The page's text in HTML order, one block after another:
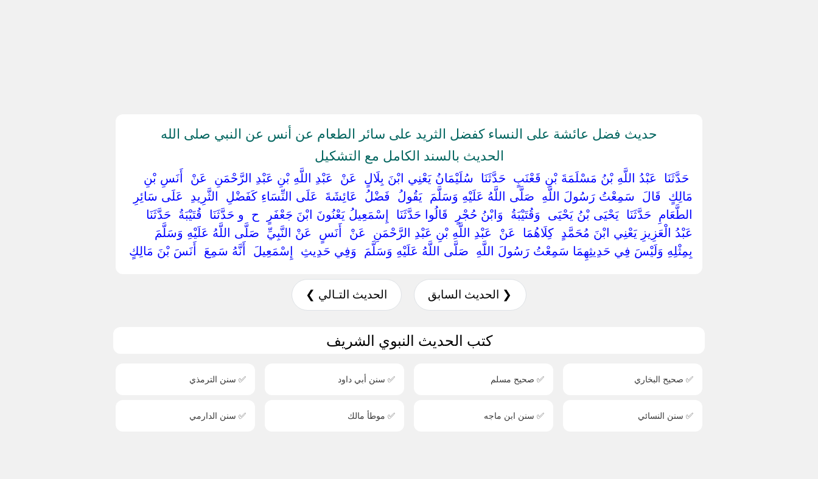
حديث فضل عائشة على النساء كفضل الثريد على سائر الطعام عن أنس عن النبي صلى الله
الحديث بالسند الكامل مع التشكيل
‏ ‏حَدَّثَنَا ‏ ‏عَبْدُ اللَّهِ بْنُ مَسْلَمَةَ بْنِ قَعْنَبٍ ‏ ‏حَدَّثَنَا ‏ ‏سُلَيْمَانُ يَعْنِي ابْنَ بِلَالٍ ‏ ‏عَنْ ‏ ‏عَبْدِ اللَّهِ بْنِ عَبْدِ الرَّحْمَنِ ‏ ‏عَنْ ‏ ‏أَنَسِ بْنِ
مَالِكٍ ‏ ‏قَالَ ‏ ‏سَمِعْتُ رَسُولَ اللَّهِ ‏ ‏صَلَّى اللَّهُ عَلَيْهِ وَسَلَّمَ ‏ ‏يَقُولُ ‏ ‏فَضْلُ ‏ ‏عَائِشَةَ ‏ ‏عَلَى النِّسَاءِ كَفَضْلِ ‏ ‏الثَّرِيدِ ‏ ‏عَلَى سَائِرِ
الطَّعَامِ ‏ ‏حَدَّثَنَا ‏ ‏يَحْيَى بْنُ يَحْيَى ‏ ‏وَقُتَيْبَةُ ‏ ‏وَابْنُ حُجْرٍ ‏ ‏قَالُوا حَدَّثَنَا ‏ ‏إِسْمَعِيلُ يَعْنُونَ ابْنَ جَعْفَرٍ ‏ ‏ح ‏ ‏و حَدَّثَنَا ‏ ‏قُتَيْبَةُ ‏ ‏حَدَّثَنَا ‏
‏عَبْدُ الْعَزِيزِ يَعْنِي ابْنَ مُحَمَّدٍ ‏ ‏كِلَاهُمَا ‏ ‏عَنْ ‏ ‏عَبْدِ اللَّهِ بْنِ عَبْدِ الرَّحْمَنِ ‏ ‏عَنْ ‏ ‏أَنَسٍ ‏ ‏عَنْ النَّبِيِّ ‏ ‏صَلَّى اللَّهُ عَلَيْهِ وَسَلَّمَ ‏
‏بِمِثْلِهِ وَلَيْسَ فِي حَدِيثِهِمَا سَمِعْتُ رَسُولَ اللَّهِ ‏ ‏صَلَّى اللَّهُ عَلَيْهِ وَسَلَّمَ ‏ ‏وَفِي حَدِيثِ ‏ ‏إِسْمَعِيلَ ‏ ‏أَنَّهُ سَمِعَ ‏ ‏أَنَسَ بْنَ مَالِكٍ ‏
❮ الحديث السابق الحديث التـالي ❯
كتب الحديث النبوي الشريف
✅ صحيح البخاري ✅ صحيح مسلم ✅ سنن أبي داود ✅ سنن الترمذي
✅ سنن النسائي ✅ سنن ابن ماجه ✅ موطأ مالك ✅ سنن الدارمي